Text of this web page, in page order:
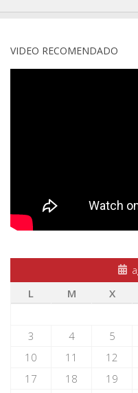
VIDEO RECOMENDADO
L
M X
3
4 5
10
11 12
17
18 19